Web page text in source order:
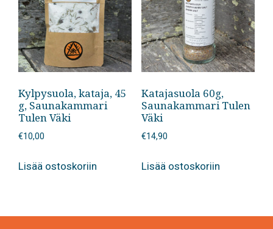
Kylpysuola, kataja, 45
g, Saunakammari
Tulen Väki
€10,00
Lisää ostoskoriin
Katajasuola 60g,
Saunakammari Tulen
Väki
€14,90
Lisää ostoskoriin